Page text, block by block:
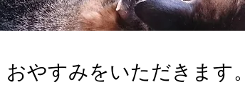
やすみをいただきます。